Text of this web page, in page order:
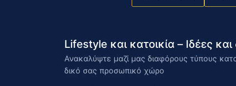
Lifestyle και κατοικία – Ιδέες
Ανακαλύψτε μαζί μας διαφόρους τύπους
δικό σας προσωπικό χώρο